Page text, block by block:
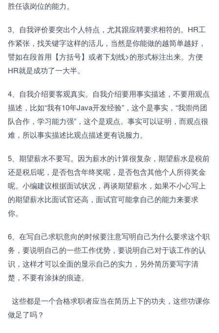
胜任该岗位的能力。
3、自我评价要突出个人特点，尤其跟应聘要求相符的。HR工
作紧张，找关键字这样的活儿，当然是你能做的越简单越好，
譬如在段首用【方括号】或者下划线>的形式标注出来。方便
HR就是成功了一大半。
4、自我介绍要客观真实。自我介绍要用事实描述，不要用观点
描述，比如“我有10年Java开发经验”，这个是事实，“我崇尚团
队合作，学习能力强”，这个是观点。事实可以证明，而观点很
难，所以事实描述比观点描述更有说服力。
5、期望薪水不要写。因为薪水的计算很复杂，期望薪水是税前
还是税后呢，是否包含年终奖呢，是否包含其他个人所得奖金
呢。小编建议根据面试状况，再谈期望薪水，如果不小心写上
的期望薪水比面试官还高，面试官可能拿自己的能力来要求
你。
6、在写自己求职意向的时候要注意写明自己为什么要求这个职
务，要说明自己的一些工作优势，要说明自己对于该工作的认
识，这样才可以全面的显示自己的实力，另外简历要写字清
楚，不要有涂抹的痕迹。
做足了吗？